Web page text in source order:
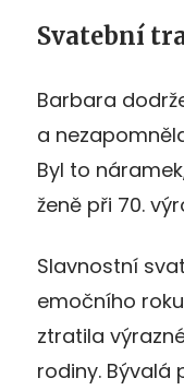
Svatební
Barbara
a
Byl to
ženě při 70.
Slavnostní
emočního
ztratila
rodiny. Bývalá